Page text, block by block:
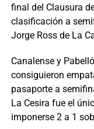
final del Clausura
clasificación a
Jorge Ross de La
Canalense y
consiguieron
pasaporte a
La Cesira fue el
imponerse 2 a 1